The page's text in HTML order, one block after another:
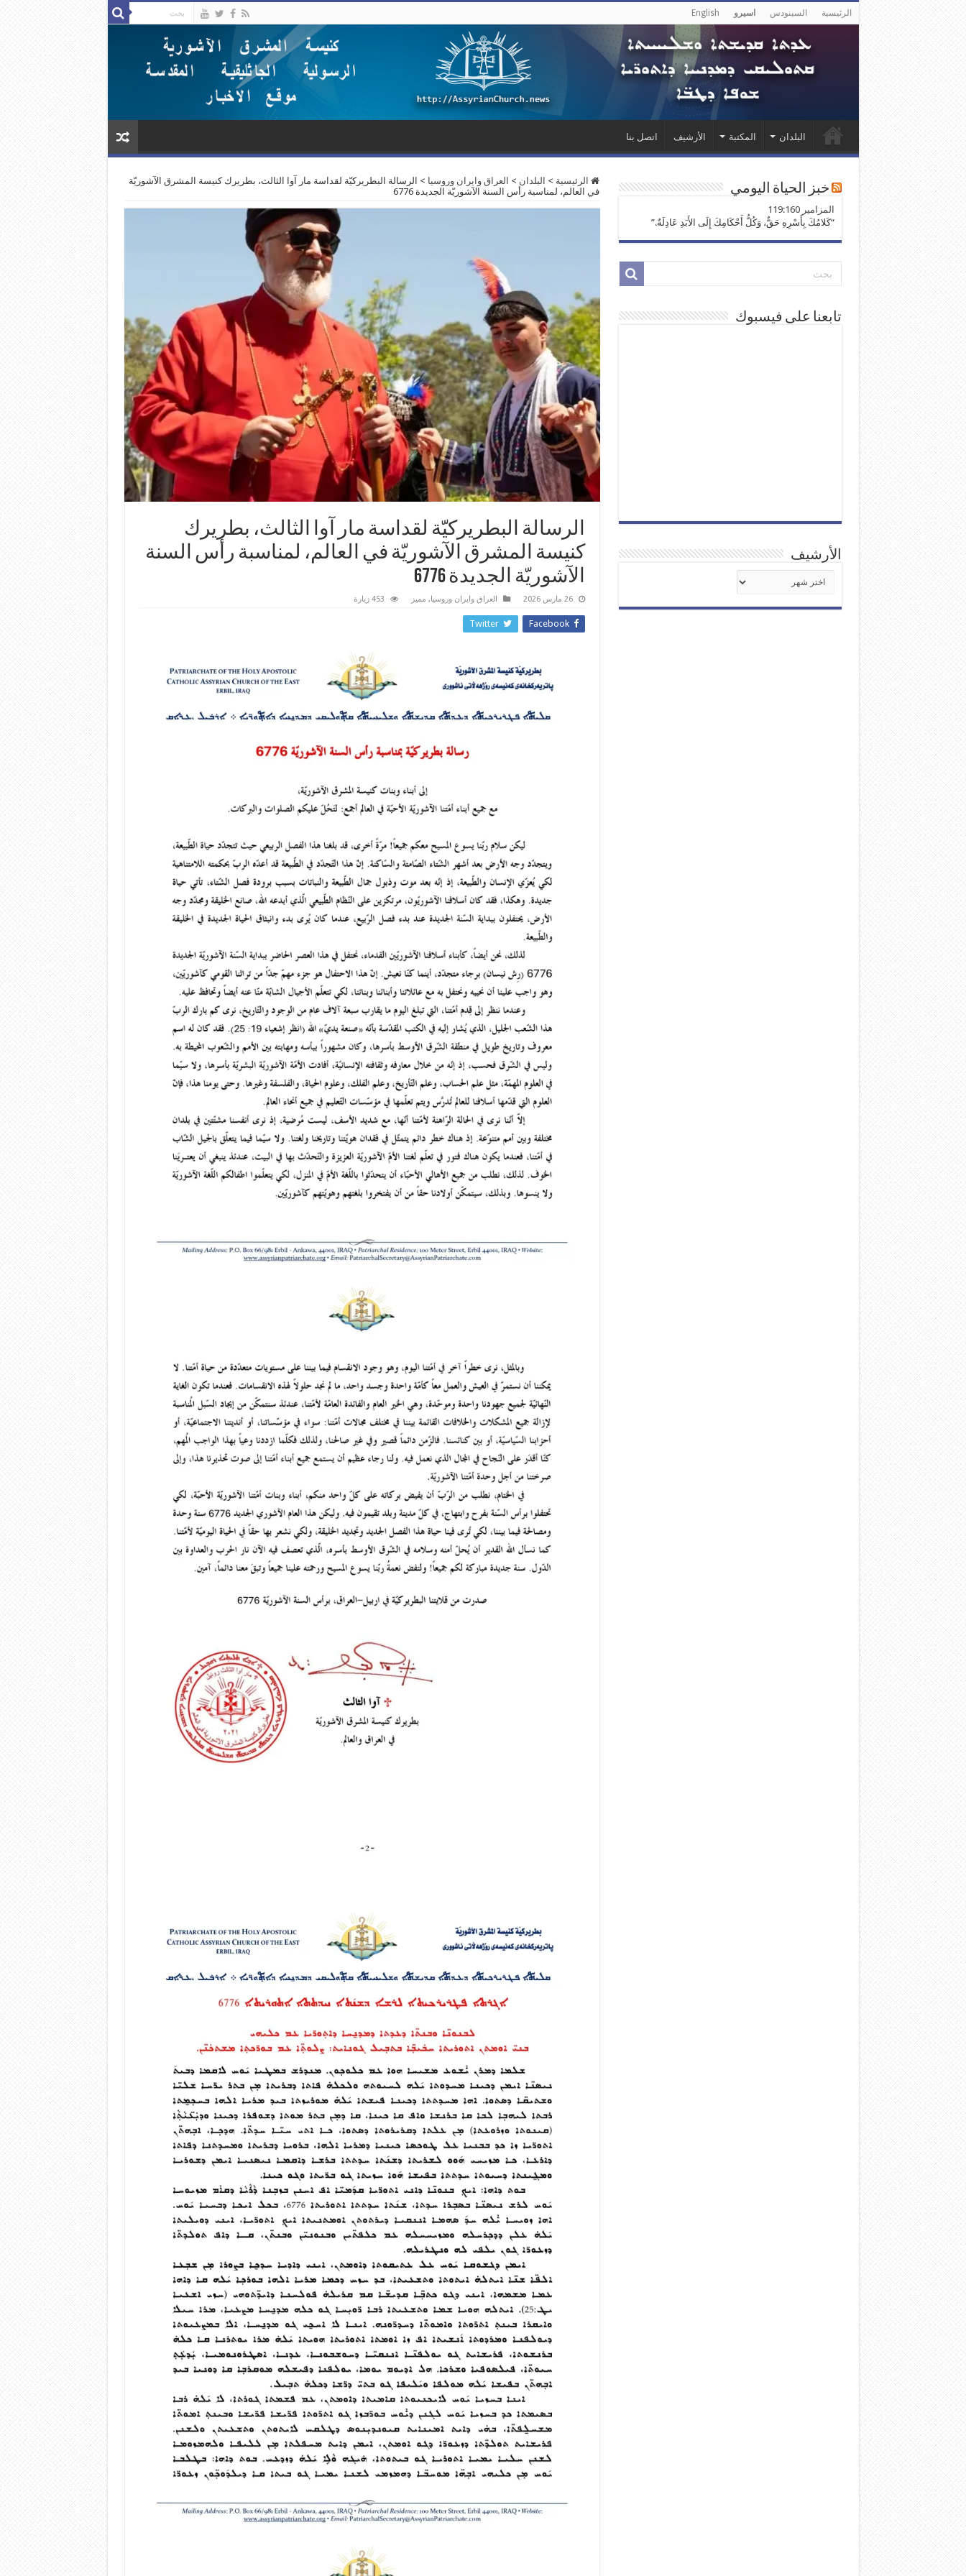
الرئيسية السينودس اسيرو English
البلدان المكتبة الأرشيف اتصل بنا
الرئيسية > البلدان > العراق وايران وروسيا > الرسالة البطريركيّة لقداسة مار آوا الثالث، بطريرك كنيسة المشرق الآشوريّة
في العالم، لمناسبة رأس السنة الآشوريّة الجديدة 6776
الرسالة البطريركيّة لقداسة مار آوا الثالث، بطريرك
كنيسة المشرق الآشوريّة في العالم، لمناسبة رأس السنة
الآشوريّة الجديدة 6776
26 مارس 2026 العراق وايران وروسيا, مميز 453 زيارة
Facebook
Twitter
خبز الحياة اليومي
ﺍﻟﻤﺰﺍﻣﻴﺮ 119:160
“كَلامُكَ بِأَسْرِهِ حَقٌّ، وَكُلُّ أَحْكَامِكَ إِلَى الأَبَدِ عَادِلَةٌ.”
تابعنا على فيسبوك
الأرشيف